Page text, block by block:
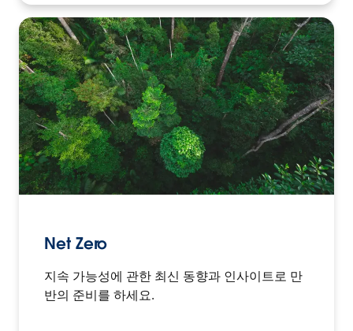
Net Zero
지속 가능성에 관한 최신 동향과 인사이트로 만
반의 준비를 하세요.